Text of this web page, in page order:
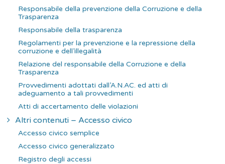
Responsabile della prevenzione della Corruzione e della
Trasparenza
Responsabile della trasparenza
Regolamenti per la prevenzione e la repressione della
corruzione e dell’illegalità
Relazione del responsabile della Corruzione e della
Trasparenza
Provvedimenti adottati dall’A.N.AC. ed atti di
adeguamento a tali provvedimenti
Atti di accertamento delle violazioni
Altri contenuti – Accesso civico
Accesso civico semplice
Accesso civico generalizzato
Registro degli accessi